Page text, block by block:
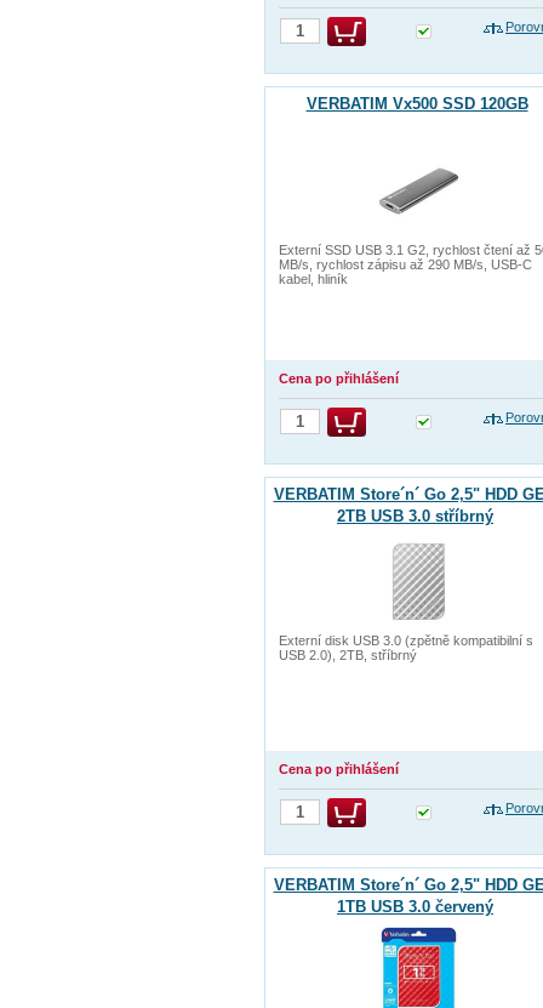
VERBATIM Vx500 SSD 120GB
Externí SSD USB 3.1 G2, rychlost čtení až
MB/s, rychlost zápisu až 290 MB/s, USB-C
kabel, hliník
Cena po přihlášení
VERBATIM Store´n´ Go 2,5" HDD
2TB USB 3.0 stříbrný
Externí disk USB 3.0 (zpětně kompatibilní s
USB 2.0), 2TB, stříbrný
Cena po přihlášení
VERBATIM Store´n´ Go 2,5" HDD
1TB USB 3.0 červený